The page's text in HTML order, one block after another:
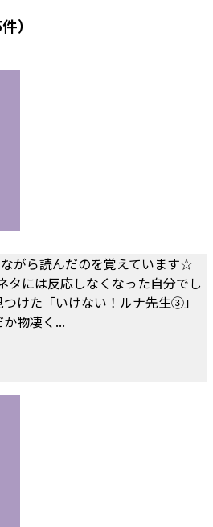
）
がら読んだのを覚えています☆
タには反応しなくなった自分でし
けた「いけない！ルナ先生③」
物凄く...